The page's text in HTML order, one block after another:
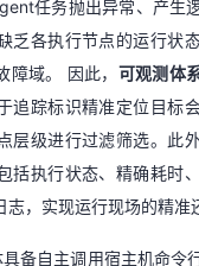
任务抛出异常、产生
乏各执行节点的运行状
障域。 因此， 可观测体
追踪标识精准定位目标
层级进行过滤筛选。此
括执行状态、精确耗时
，实现运行现场的精准
备自主调用宿主机命令